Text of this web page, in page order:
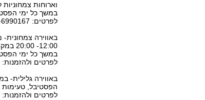
וארוחות
במשך כל ימי
לפרטים: 04-6990167.
באווירה
במשך כל ימי
לפרטים ולהזמנות: 04-6989349
באווירה גלילית-
הפסטיבל, טעימות
לפרטים ולהזמנות: 04-6989815